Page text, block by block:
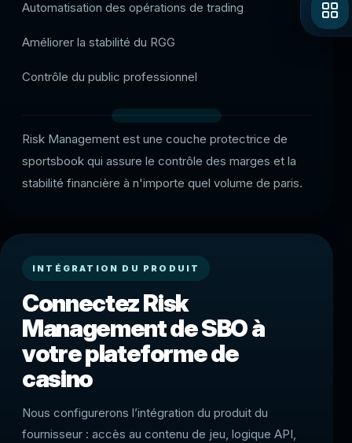
Automatisation des opérations de trading
Améliorer la stabilité du RGG
Contrôle du public professionnel
Risk Management est une couche protectrice de
sportsbook qui assure le contrôle des marges et la
stabilité financière à n'importe quel volume de paris.
INTÉGRATION DU PRODUIT
Connectez Risk
Management de SBO à
votre plateforme de
casino
Nous configurerons l’intégration du produit du
fournisseur : accès au contenu de jeu, logique API,